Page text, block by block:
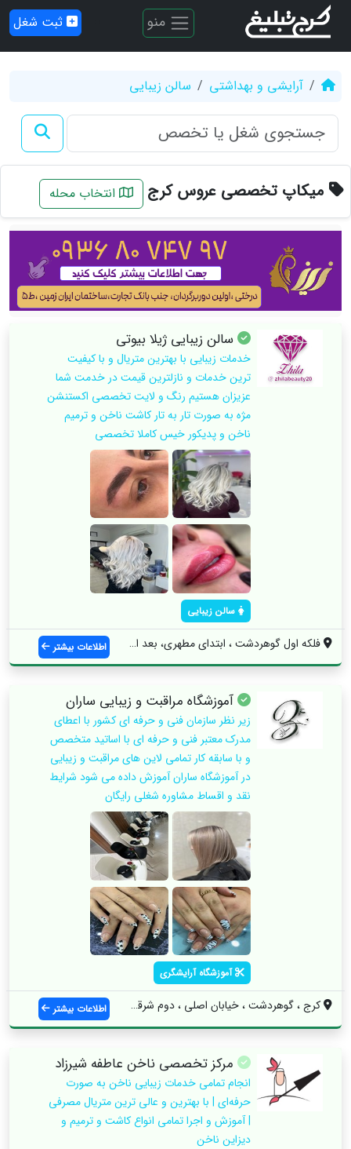
منو ثبت شغل
آرایشی و بهداشتی سالن زیبایی
میکاپ تخصصی عروس کرج انتخاب محله
سالن زیبایی ژیلا بیوتی
خدمات زیبایی با بهترین متریال و با کیفیت
ترین خدمات و نازلترین قیمت در خدمت شما
عزیزان هستیم رنگ و لایت تخصصی اکستنشن
مژه به صورت تار به تار کاشت ناخن و ترمیم
ناخن و پدیکور خیس کاملا تخصصی
سالن زیبایی
فلکه اول گوهردشت ، ابتدای مطهری، بعد از ... اطلاعات بیشتر
آموزشگاه مراقبت و زیبایی ساران
زیر نظر سازمان فنی و حرفه ای کشور با اعطای
مدرک معتبر فنی و حرفه ای با اساتید متخصص
و با سابقه کار تمامی لاین های مراقبت و زیبایی
در آموزشگاه ساران آموزش داده می شود شرایط
نقد و اقساط مشاوره شغلی رایگان
آموزشگاه آرایشگری
کرج ، گوهردشت ، خیابان اصلی ، دوم شرقی س... اطلاعات بیشتر
مرکز تخصصی ناخن عاطفه شیرزاد
انجام تمامی خدمات زیبایی ناخن به صورت
حرفه‌ای | با بهترین و عالی ترین متریال مصرفی
| آموزش و اجرا تمامی انواع کاشت و ترمیم و
دیزاین ناخن